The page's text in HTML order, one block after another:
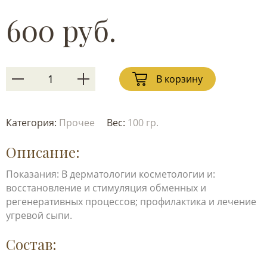
600 руб.
В корзину
Категория: Прочее Вес: 100 гр.
Описание:
Показания: В дерматологии косметологии и:
восстановление и стимуляция обменных и
регенеративных процессов; профилактика и лечение
угревой сыпи.
Состав: